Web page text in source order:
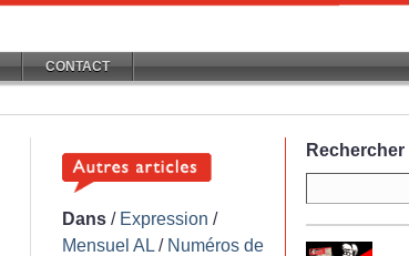
CONTACT
Dans / Expression /
Mensuel AL / Numéros de
Rechercher